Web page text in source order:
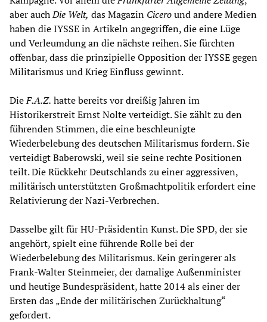
aber auchDie Welt, das Magazin Ciceround andere Medien
haben die IYSSE in Artikeln angegriffen, die eine Lüge
und Verleumdung an die nächste reihen. Sie fürchten
offenbar, dass die prinzipielle Opposition der IYSSE gegen
Militarismus und Krieg Einfluss gewinnt.
DieF.A.Z. hatte bereits vor dreißig Jahren im
Historikerstreit Ernst Nolte verteidigt. Sie zählt zu den
führenden Stimmen, die eine beschleunigte
Wiederbelebung des deutschen Militarismus fordern. Sie
verteidigt Baberowski, weil sie seine rechte Positionen
teilt. Die Rückkehr Deutschlands zu einer aggressiven,
militärisch unterstützten Großmachtpolitik erfordert eine
Relativierung der Nazi-Verbrechen.
Dasselbe gilt für HU-Präsidentin Kunst. Die SPD, der sie
angehört, spielt eine führende Rolle bei der
Wiederbelebung des Militarismus. Kein geringerer als
Frank-Walter Steinmeier, der damalige Außenminister
und heutige Bundespräsident, hatte 2014 als einer der
Ersten das „Ende der militärischen Zurückhaltung“
gefordert.